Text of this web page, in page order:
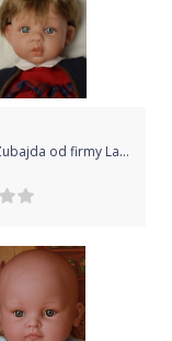
Šklebík- Zubajda od firmy Lamagik ze Španělska